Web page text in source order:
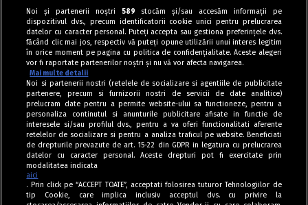
Noi și partenerii noștri 589 stocăm și/sau accesăm informații pe
dispozitivul dvs., precum identificatorii cookie unici pentru prelucrarea
datelor cu caracter personal. Puteți accepta sau gestiona preferințele dvs.
făcând clic mai jos, respectiv vă puteți opune utilizării unui interes legitim
în orice moment pe pagina cu politica de confidențialitate. Aceste alegeri
vor fi raportate partenerilor noștri și nu vă vor afecta navigarea.
Mai multe detalii
Noi si partenerii nostri (retelele de socializare si agentiile de publicitate
partenere, precum si furnizorii nostri de servicii de date analitice)
prelucram date pentru a permite website-ului sa functioneze, pentru a
personaliza continutul si anunturile publicitare afisate in functie de
interesele si/sau profilul dvs., pentru a va oferi functionalitati aferente
retelelor de socializare si pentru a analiza traficul pe website. Beneficiati
de drepturile prevazute de art. 15-22 din GDPR in legatura cu prelucrarea
datelor cu caracter personal. Aceste drepturi pot fi exercitate prin
modalitatea indicata
aici
. Prin click pe “ACCEPT TOATE”, acceptati folosirea tuturor Tehnologiilor de
tip Cookie, care implica inclusiv acceptul dvs. cu privire la